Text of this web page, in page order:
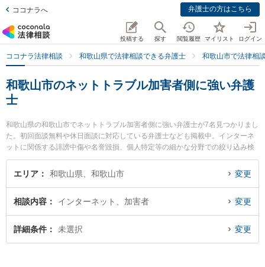
ココナラへ 弁護士の方はこちら
投稿する 探す 閲覧履歴 マイリスト ログイン
ココナラ法律相談 和歌山県で法律相談できる弁護士 和歌山市で法律相
和歌山市のネットトラブル加害者側に強い弁護
士
和歌山県の和歌山市でネットトラブル加害者側に強い弁護士が7名見つかりまし
た。初回面談無料や休日面談に対応している弁護士なども掲載中。インターネ
ットに関係する誹謗中傷や名誉毀損、個人特定等の細かな分野での絞り込み検
索もでき便利です。特に虎ノ門法律経済事務所 和歌山支店の野上 晶平弁護士や
灯か法律事務所の安田 克己弁護士、木下法律事務所の木下 智仁弁護士のプロフ
たい』『ネットトラブル加害者側のトラブル解決の実績豊富な近くの弁護士を
検索したい』『初回相談無料でネットトラブル加害者側を法律相談できる和歌
山市内の弁護士に相談予約したい』などでお困りの相談者さんにおすすめで
エリア 和歌山県、和歌山市 変更
相談内容 インターネット、加害者 変更
詳細条件 未選択 変更